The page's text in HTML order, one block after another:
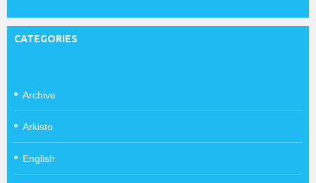
CATEGORIES
Archive
Arkisto
English